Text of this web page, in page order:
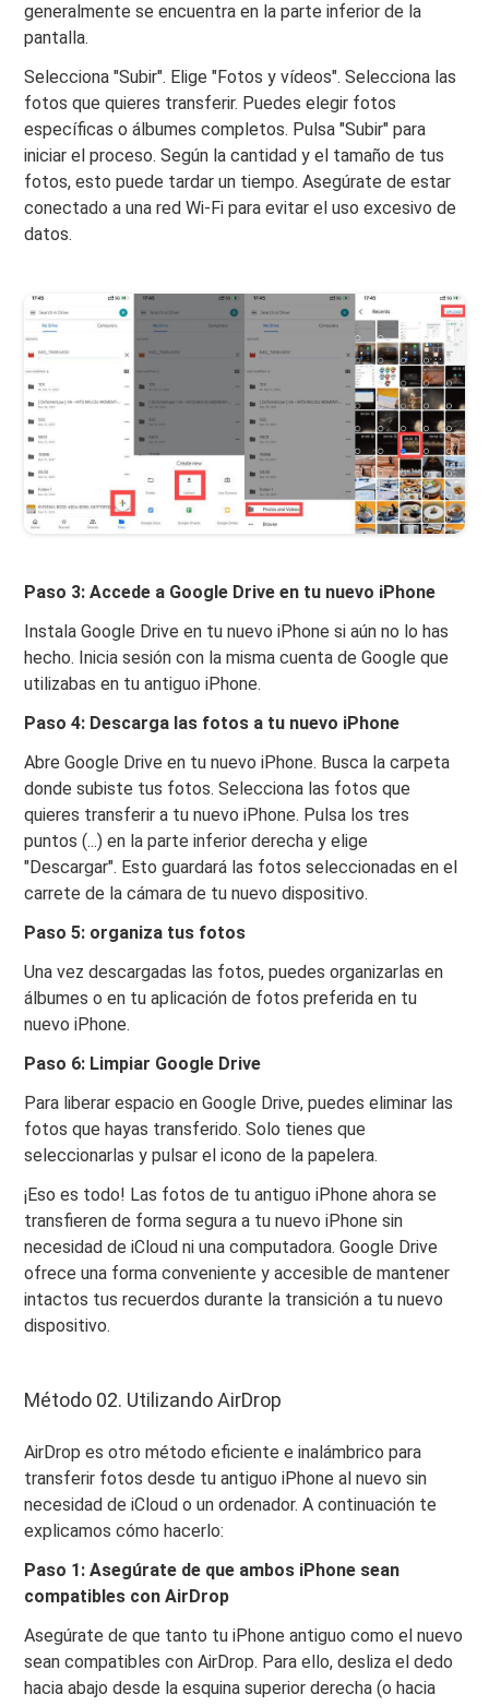
generalmente se encuentra en la parte inferior de la
pantalla.
Selecciona "Subir". Elige "Fotos y vídeos". Selecciona las
fotos que quieres transferir. Puedes elegir fotos
específicas o álbumes completos. Pulsa "Subir" para
iniciar el proceso. Según la cantidad y el tamaño de tus
fotos, esto puede tardar un tiempo. Asegúrate de estar
conectado a una red Wi-Fi para evitar el uso excesivo de
datos.
Paso 3: Accede a Google Drive en tu nuevo iPhone
Instala Google Drive en tu nuevo iPhone si aún no lo has
hecho. Inicia sesión con la misma cuenta de Google que
utilizabas en tu antiguo iPhone.
Paso 4: Descarga las fotos a tu nuevo iPhone
Abre Google Drive en tu nuevo iPhone. Busca la carpeta
donde subiste tus fotos. Selecciona las fotos que
quieres transferir a tu nuevo iPhone. Pulsa los tres
puntos (...) en la parte inferior derecha y elige
"Descargar". Esto guardará las fotos seleccionadas en el
carrete de la cámara de tu nuevo dispositivo.
Paso 5: organiza tus fotos
Una vez descargadas las fotos, puedes organizarlas en
álbumes o en tu aplicación de fotos preferida en tu
nuevo iPhone.
Paso 6: Limpiar Google Drive
Para liberar espacio en Google Drive, puedes eliminar las
fotos que hayas transferido. Solo tienes que
seleccionarlas y pulsar el icono de la papelera.
¡Eso es todo! Las fotos de tu antiguo iPhone ahora se
transfieren de forma segura a tu nuevo iPhone sin
necesidad de iCloud ni una computadora. Google Drive
ofrece una forma conveniente y accesible de mantener
intactos tus recuerdos durante la transición a tu nuevo
dispositivo.
Método 02. Utilizando AirDrop
AirDrop es otro método eficiente e inalámbrico para
transferir fotos desde tu antiguo iPhone al nuevo sin
necesidad de iCloud o un ordenador. A continuación te
explicamos cómo hacerlo:
Paso 1: Asegúrate de que ambos iPhone sean
compatibles con AirDrop
Asegúrate de que tanto tu iPhone antiguo como el nuevo
sean compatibles con AirDrop. Para ello, desliza el dedo
hacia abajo desde la esquina superior derecha (o hacia